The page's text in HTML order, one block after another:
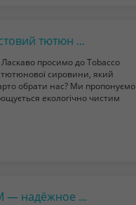
Tobacco Leaf Shop: натуральний листовий тютюн найвищої якості!
просимо до Tobacco
сировини, який
обрати нас? Ми пропонуємо
екологічно чистим
Электродвигатель ЭДМ-20/ЭДМ-20М — надёжное решение для силовых электроприводов